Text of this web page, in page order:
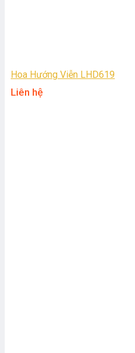
Hoa Hướng Viễn LHD619
Liên hệ